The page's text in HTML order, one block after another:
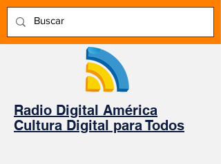
Radio Digital América
Cultura Digital para Todos